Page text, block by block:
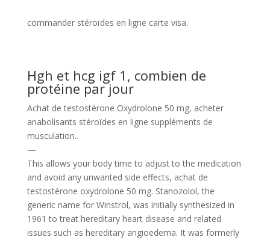
commander stéroïdes en ligne carte visa.
Hgh et hcg igf 1, combien de
protéine par jour
Achat de testostérone Oxydrolone 50 mg, acheter
anabolisants stéroïdes en ligne suppléments de
musculation..
—
This allows your body time to adjust to the medication
and avoid any unwanted side effects, achat de
testostérone oxydrolone 50 mg. Stanozolol, the
generic name for Winstrol, was initially synthesized in
1961 to treat hereditary heart disease and related
issues such as hereditary angioedema. It was formerly